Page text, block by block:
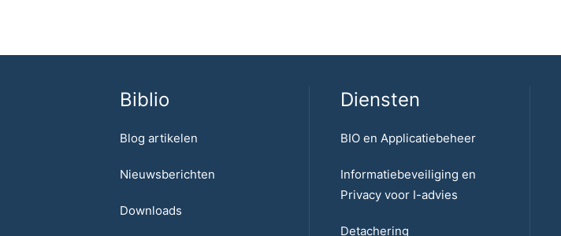
Biblio
Blog artikelen
Nieuwsberichten
Downloads
Diensten
BIO en Applicatiebeheer
Informatiebeveiliging en
Privacy voor I-advies
Detachering